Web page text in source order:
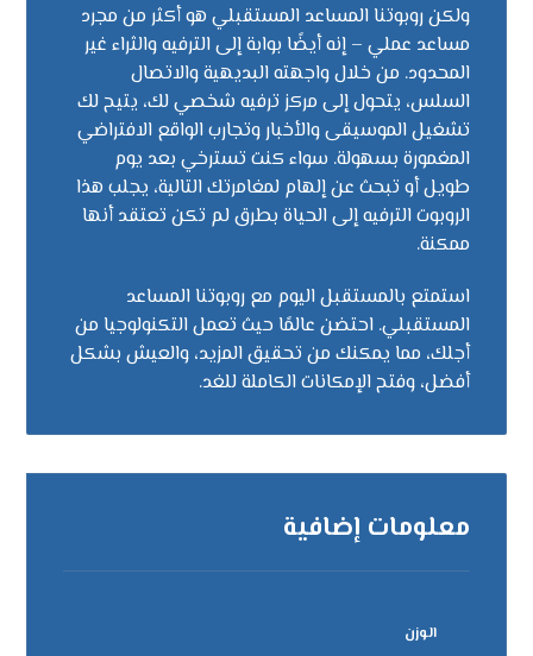
ولكن روبوتنا المساعد المستقبلي هو أكثر من مجرد
مساعد عملي – إنه أيضًا بوابة إلى الترفيه والثراء غير
المحدود. من خلال واجهته البديهية والاتصال
السلس، يتحول إلى مركز ترفيه شخصي لك، يتيح لك
تشغيل الموسيقى والأخبار وتجارب الواقع الافتراضي
المغمورة بسهولة. سواء كنت تسترخي بعد يوم
طويل أو تبحث عن إلهام لمغامرتك التالية، يجلب هذا
الروبوت الترفيه إلى الحياة بطرق لم تكن تعتقد أنها
ممكنة.
استمتع بالمستقبل اليوم مع روبوتنا المساعد
المستقبلي. احتضن عالمًا حيث تعمل التكنولوجيا من
أجلك، مما يمكنك من تحقيق المزيد، والعيش بشكل
أفضل، وفتح الإمكانات الكاملة للغد.
معلومات إضافية
الوزن